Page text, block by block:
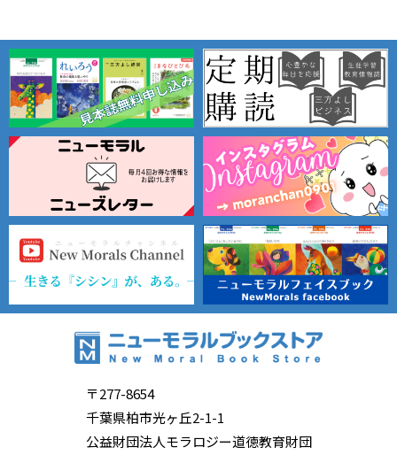
〒277-8654
千葉県柏市光ヶ丘2-1-1
公益財団法人モラロジー道徳教育財団